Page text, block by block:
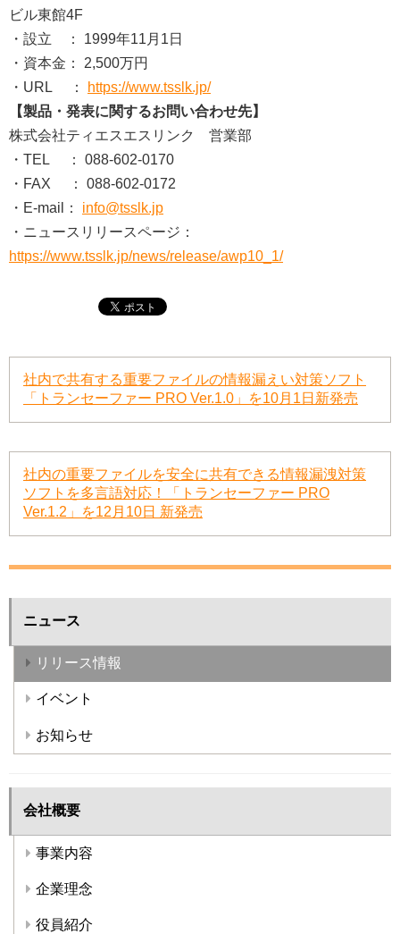
ビル東館4F
・設立 ： 1999年11月1日
・資本金： 2,500万円
・URL ：
https://www.tsslk.jp/
【製品・発表に関するお問い合わせ先】
株式会社ティエスエスリンク 営業部
・TEL ： 088-602-0170
・FAX ： 088-602-0172
・E-mail： info@tsslk.jp
・ニュースリリースページ：
https://www.tsslk.jp/news/release/awp10_1/
社内で共有する重要ファイルの情報漏えい対策ソフト
「トランセーファー PRO Ver.1.0」を10月1日新発売
社内の重要ファイルを安全に共有できる情報漏洩対策
ソフトを多言語対応！「トランセーファー PRO
Ver.1.2」を12月10日 新発売
ニュース
リリース情報
イベント
お知らせ
会社概要
事業内容
企業理念
役員紹介